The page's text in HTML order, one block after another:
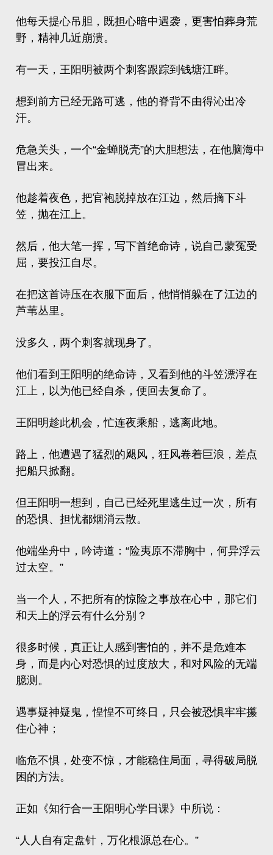
他每天提心吊胆，既担心暗中遇袭，更害怕葬身荒
野，精神几近崩溃。
有一天，王阳明被两个刺客跟踪到钱塘江畔。
想到前方已经无路可逃，他的脊背不由得沁出冷
汗。
危急关头，一个“金蝉脱壳”的大胆想法，在他脑海中
冒出来。
他趁着夜色，把官袍脱掉放在江边，然后摘下斗
笠，抛在江上。
然后，他大笔一挥，写下首绝命诗，说自己蒙冤受
屈，要投江自尽。
在把这首诗压在衣服下面后，他悄悄躲在了江边的
芦苇丛里。
没多久，两个刺客就现身了。
他们看到王阳明的绝命诗，又看到他的斗笠漂浮在
江上，以为他已经自杀，便回去复命了。
王阳明趁此机会，忙连夜乘船，逃离此地。
路上，他遭遇了猛烈的飓风，狂风卷着巨浪，差点
把船只掀翻。
但王阳明一想到，自己已经死里逃生过一次，所有
的恐惧、担忧都烟消云散。
他端坐舟中，吟诗道：“险夷原不滞胸中，何异浮云
过太空。”
当一个人，不把所有的惊险之事放在心中，那它们
和天上的浮云有什么分别？
很多时候，真正让人感到害怕的，并不是危难本
身，而是内心对恐惧的过度放大，和对风险的无端
臆测。
遇事疑神疑鬼，惶惶不可终日，只会被恐惧牢牢攥
住心神；
临危不惧，处变不惊，才能稳住局面，寻得破局脱
困的方法。
正如《知行合一王阳明心学日课》中所说：
“人人自有定盘针，万化根源总在心。”